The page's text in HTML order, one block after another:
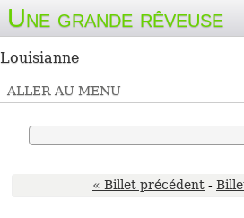
Une grande rêveuse
Louisianne
ALLER AU MENU
« Billet précédent -